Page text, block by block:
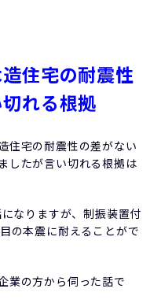
住宅の耐震性
れる根拠
住宅の耐震性の差がない
したが言い切れる根拠は
なりますが、制振装置付
の本震に耐えることがで
業の方から伺った話で